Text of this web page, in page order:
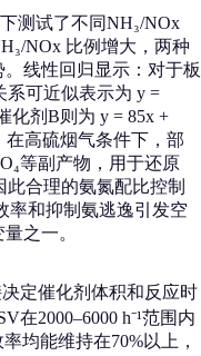
测试了不同NH₃/NOx
NOx 比例增大，两种
线性回归显示：对于板
系可近似表示为 y =
化剂B则为 y = 85x +
在高硫烟气条件下，部
等副产物，用于还原
合理的氨氮配比控制
率和抑制氨逃逸引发空
之一。
定催化剂体积和反应时
在2000–6000 h⁻¹范围内
均能维持在70%以上，